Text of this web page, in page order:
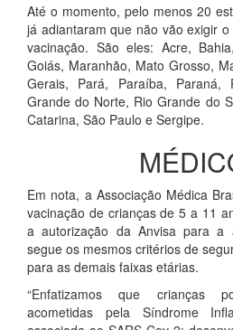
Até o momento, pelo menos 20
já adiantaram que não vão exigir
vacinação. São eles: Acre,
Goiás, Maranhão, Mato Grosso,
Gerais, Pará, Paraíba, Paraná,
Grande do Norte, Rio Grande do
Catarina, São Paulo e Sergipe.
Em nota, a Associação Médica
vacinação de crianças de 5 a 11
a autorização da Anvisa para a
segue os mesmos critérios de
para as demais faixas etárias.
“Enfatizamos que crianças
acometidas pela Síndrome